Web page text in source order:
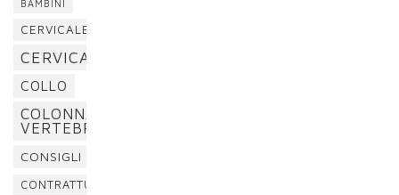
BAMBINI
CERVICALE
CERVICALGIA
COLLO
COLONNA
VERTEBRALE
CONSIGLI
CONTRATTURA